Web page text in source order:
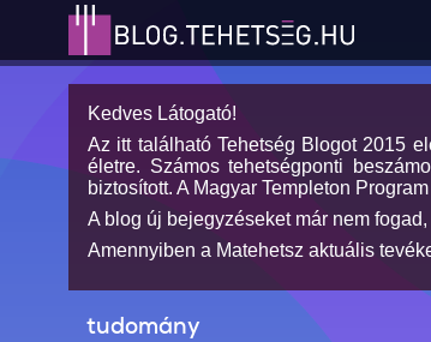
Kedves Látogató!
Az itt található Tehetség Blogot 2015
életre. Számos tehetségponti
biztosított. A Magyar Templeton
A blog új bejegyzéseket már nem
Amennyiben a Matehetsz aktuális
tudomány